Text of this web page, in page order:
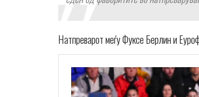
Натпреварот меѓу Фуксе Берлин и